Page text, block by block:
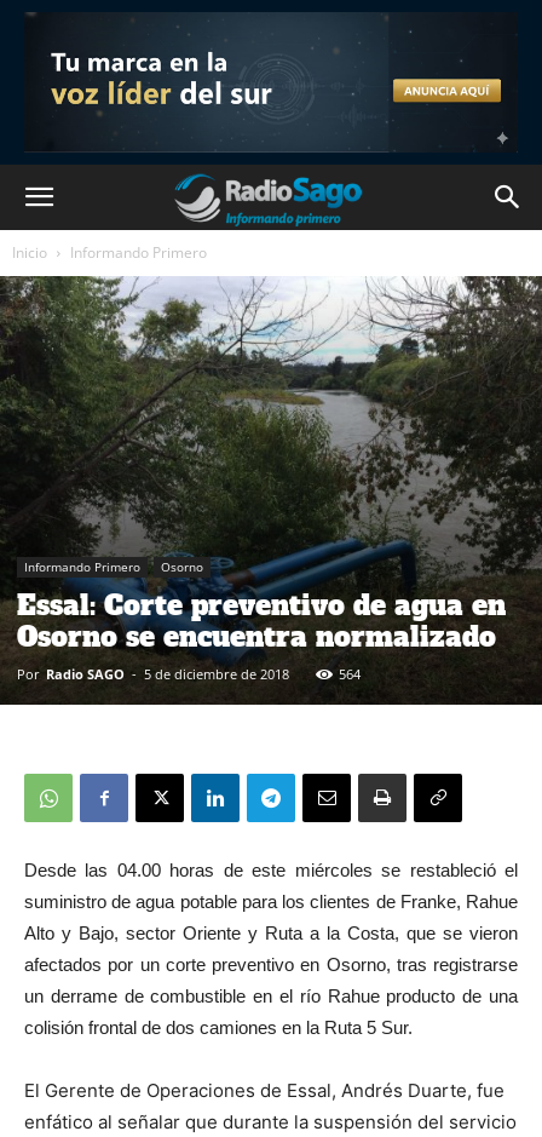
Inicio Informando Primero
Informando Primero Osorno
Essal: Corte preventivo de agua en
Osorno se encuentra normalizado
Por Radio SAGO - 5 de diciembre de 2018 564
Desde las 04.00 horas de este miércoles se restableció el
suministro de agua potable para los clientes de Franke, Rahue
Alto y Bajo, sector Oriente y Ruta a la Costa, que se vieron
afectados por un corte preventivo en Osorno, tras registrarse
un derrame de combustible en el río Rahue producto de una
colisión frontal de dos camiones en la Ruta 5 Sur.
El Gerente de Operaciones de Essal, Andrés Duarte, fue
enfático al señalar que durante la suspensión del servicio